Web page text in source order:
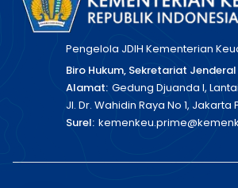
Pengelola JDIH Kementerian
Biro Hukum, Sekretariat Jenderal
Alamat: Gedung Djuanda I,
Jl. Dr. Wahidin Raya No 1, Jakarta
Surel: